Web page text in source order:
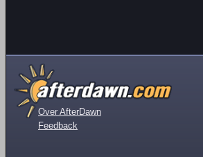
Over AfterDawn
Feedback